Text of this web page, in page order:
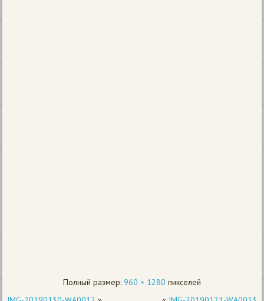
Полный размер: 960 × 1280 пикселей